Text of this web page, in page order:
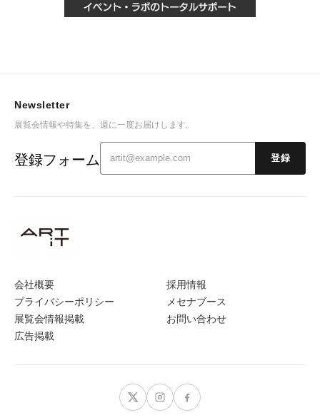
会社概要
プライバシーポリシー
展覧会情報掲載
広告掲載
採用情報
メセナブース
お問い合わせ
Newsletter
展覧会情報や特集を、週に一度お届けします。
登録フォーム 登録